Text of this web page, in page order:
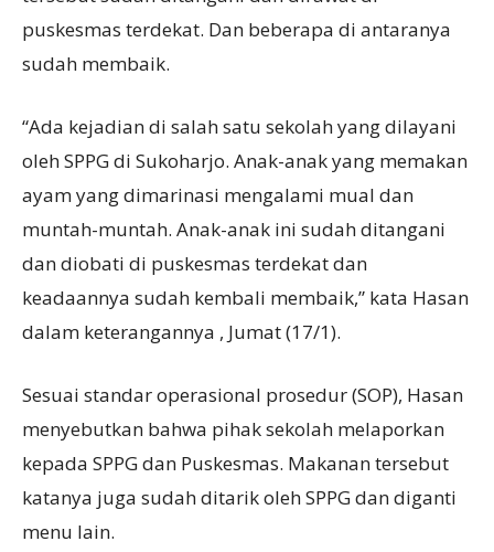
puskesmas terdekat. Dan beberapa di antaranya
sudah membaik.
“Ada kejadian di salah satu sekolah yang dilayani
oleh SPPG di Sukoharjo. Anak-anak yang memakan
ayam yang dimarinasi mengalami mual dan
muntah-muntah. Anak-anak ini sudah ditangani
dan diobati di puskesmas terdekat dan
keadaannya sudah kembali membaik,” kata Hasan
dalam keterangannya , Jumat (17/1).
Sesuai standar operasional prosedur (SOP), Hasan
menyebutkan bahwa pihak sekolah melaporkan
kepada SPPG dan Puskesmas. Makanan tersebut
katanya juga sudah ditarik oleh SPPG dan diganti
menu lain.